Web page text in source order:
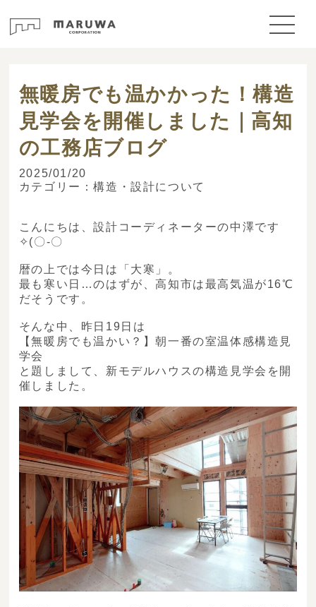
無暖房でも温かかった！構造
見学会を開催しました｜高知
の工務店ブログ
2025/01/20
カテゴリー：構造・設計について
こんにちは、設計コーディネーターの中澤です
✧(〇-〇ゞ
暦の上では今日は「大寒」。
最も寒い日…のはずが、高知市は最高気温が16℃
だそうです。
そんな中、昨日19日は
【無暖房でも温かい？】朝一番の室温体感構造見
学会
と題しまして、新モデルハウスの構造見学会を開
催しました。